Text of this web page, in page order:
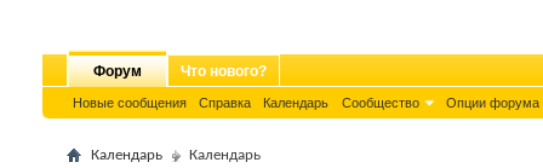
Форум
Новые сообщения Справка Календарь Сообщество Опции форума
Что нового?
Календарь Календарь